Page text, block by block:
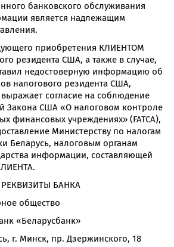
банковского обслуживания
является надлежащим
приобретения КЛИЕНТОМ
резидента США, а также в случае,
недостоверную информацию об
налогового резидента США,
согласие на соблюдение
Закона США «О налоговом контроле
финансовых учреждениях» (FATCA),
Министерству по налогам
Беларусь, налоговым органам
информации, составляющей
РЕКВИЗИТЫ БАНКА
общество
«Беларусбанк»
г. Минск, пр. Дзержинского, 18